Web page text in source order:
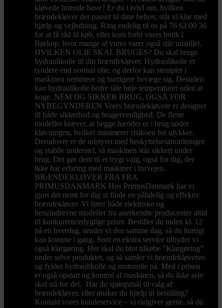
kløvede brænde have? Er du i tvivl om, hvilken
brændekløver der passer til dine behov, står vi klar med
hjælp og vejledning. Ring endelig til os på 76 62 00 36
for at få råd til køb, eller kom forbi vores butik i
Børkop, hvor mange af vores varer også står udstillet.
HVILKEN OLIE SKAL BRUGES? Du skal bruge
hydraulikolie til din brændekløver. Hydraulikolie er
tyndere end normal olie, og derfor kan stemplet i
maskinen nemmere og hurtigere bevæge sig. Desuden
kan hydraulikolie bedre tåle høje temperaturer uden at
koge. NEM OG SIKKER BRUG, OGSÅ FOR
NYBEGYNDEREN Vores brændekløvere er designet
til både sikkerhed og brugervenlighed. De fleste
modeller kræver, at begge hænder er i brug under
kløvningen, hvilket minimerer risikoen for ulykker.
Derudover er de udstyret med beskyttelsesanordninger
og stabile understel, så maskinen står sikkert under
brug. Det gør dem til et trygt valg, også for dig, der
ikke har erfaring med maskiner i forvejen.
BRÆNDEKLØVER FRA FRA
PRIMUSDANMARK Hos PrimusDanmark har vi
gjort det nemt for dig at finde en pålidelig og effektiv
brændekløver. Vi fører både elektriske og
benzindrevne modeller fra anerkendte producenter altid
til konkurrencedygtige priser. Bestiller du inden kl. 12
på en hverdag, sender vi den samme dag, så du hurtigt
kan komme i gang. Som en ekstra service tilbyder vi
også klargøring. Her skal du blot tilkøbe ”Klargøring”
under selve produktet, og så samler vi brændekløveren
og fylder hydraulikolie og motorolie på. Med i prisen
er også opstart og kontrol af maskinen, så du ikke selv
skal stå for det. Har du spørgsmål til valg af
brændekløver, eller ønsker du hjælp til bestilling?
Kontakt vores kundeservice – vi rådgiver gerne, så du